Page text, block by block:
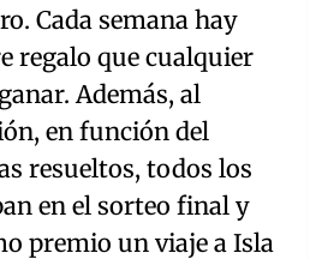
Cada semana hay
regalo que cualquier
Además, al
en función del
resueltos, todos los
en el sorteo final y
premio un viaje a Isla